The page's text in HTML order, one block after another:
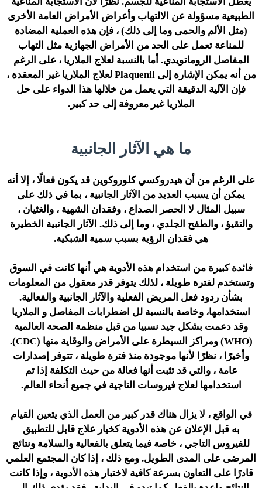
الطبيعية مسؤولة عن الالتهاب وأعراض الأمراض العامة الأخرى
(مثل الألم والحمى وما إلى ذلك) ، فإن هذه العملية المضادة
للمناعة تعمل على الحد من الأمراض الجهازية مثل التهاب
المفاصل الروماتويدي. أما بالنسبة لعلاج الملاريا ، على الرغم
من أنه يمكن الإشارة إلى Plaquenil لعلاج الملاريا غير المعقدة ،
فإن الآلية الدقيقة التي يعمل من خلالها هذا الدواء على حل
الملاريا غير معروفة إلى حد كبير.
ما هي الآثار الجانبية
على الرغم من أن هيدروكسي كلوروكوين قد يكون فعالًا ، إلا أنه
يمكن أن يسبب العديد من الآثار الجانبية ، بما في ذلك على
سبيل المثال لا الحصر الصداع ، وفقدان الشهية ، والغثيان ،
والتقيؤ ، والطفح الجلدي ، وما إلى ذلك. الآثار الجانبية الخطيرة
هي فقدان الرؤية بسبب سمية الشبكية.
فائدة كبيرة من استخدام هذه الأدوية هي أنها كانت في السوق
وتستخدم لفترة طويلة ، لذلك يتوفر قدر معقول من المعلومات
بشأن ردود فعل المريض الفعلية والآثار الجانبية والفعالية.
استخدامها، وخاصة بالنسبة لل اضطرابات المفاصل و الملاريا
وقد دعمت بشكل جيد نسبيا من قبل منظمة الصحة العالمية
(WHO) ومراكز السيطرة على الأمراض والوقاية منها (CDC).
وأخيرًا ، نظرًا لأنها موجودة منذ فترة طويلة ، تتوفر إصدارات
عامة ، والتي قد تثبت أنها فعالة من حيث التكلفة إذا تم
استخدامها لعلاج فيروسات التاجية في جميع أنحاء العالم.
في الواقع ، لا يزال هناك قدر كبير من العمل الذي يتعين القيام
به قبل الإعلان عن هذه الأدوية كخيار علاج قابل للتطبيق
للفيروس التاجي ، خاصة فيما يتعلق بالفعالية والسلامة ونتائج
المرضى على المدى الطويل. ومع ذلك ، إذا كان المجتمع العلمي
قادرًا على التعاون بسرعة كافية لاختبار هذه الأدوية ، وإذا كانت